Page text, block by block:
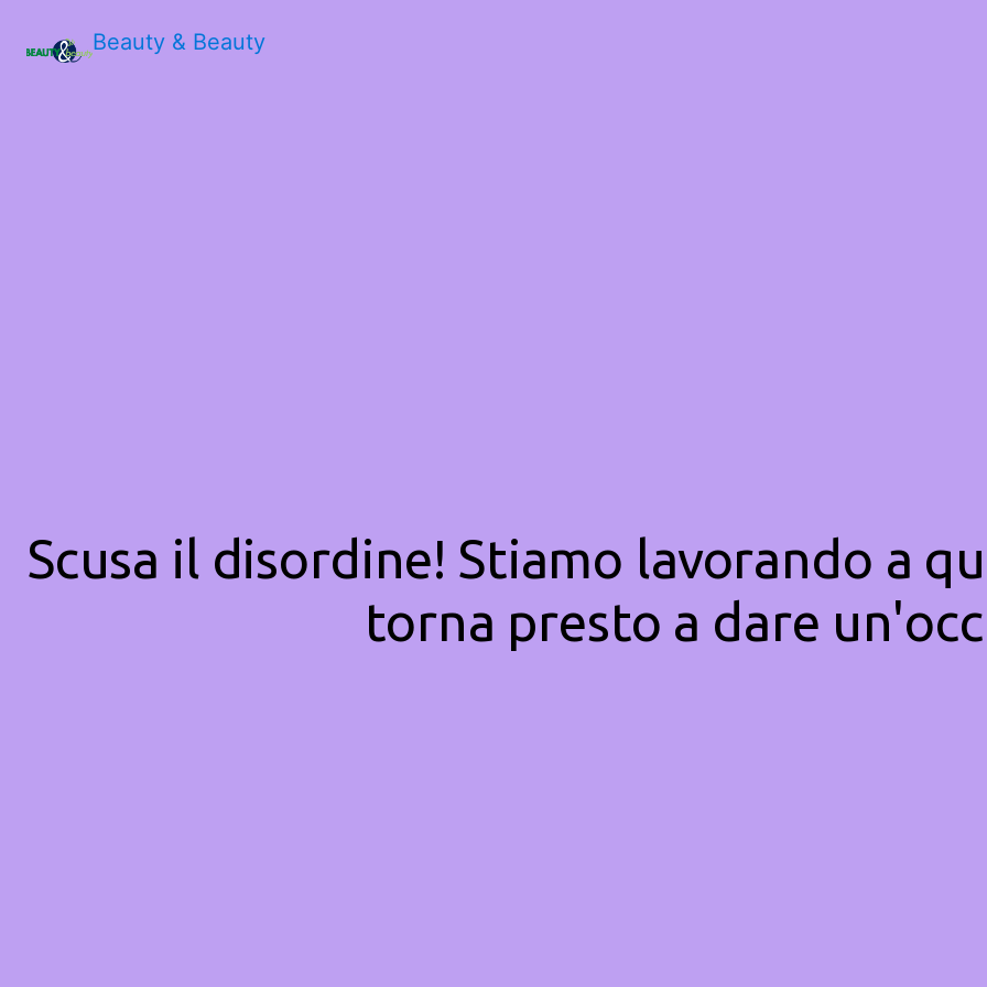
Beauty & Beauty
Scusa il disordine! Stiamo lavorando a
torna presto a dare